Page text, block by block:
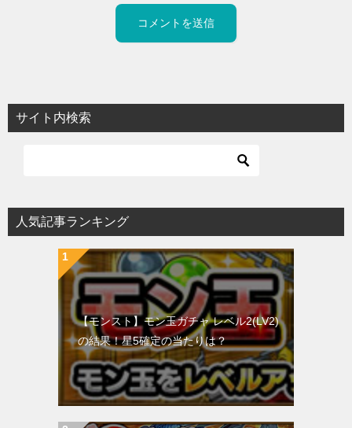
サイト内検索
人気記事ランキング
【モンスト】モン玉ガチャ レベル2(LV2)
の結果！星5確定の当たりは？